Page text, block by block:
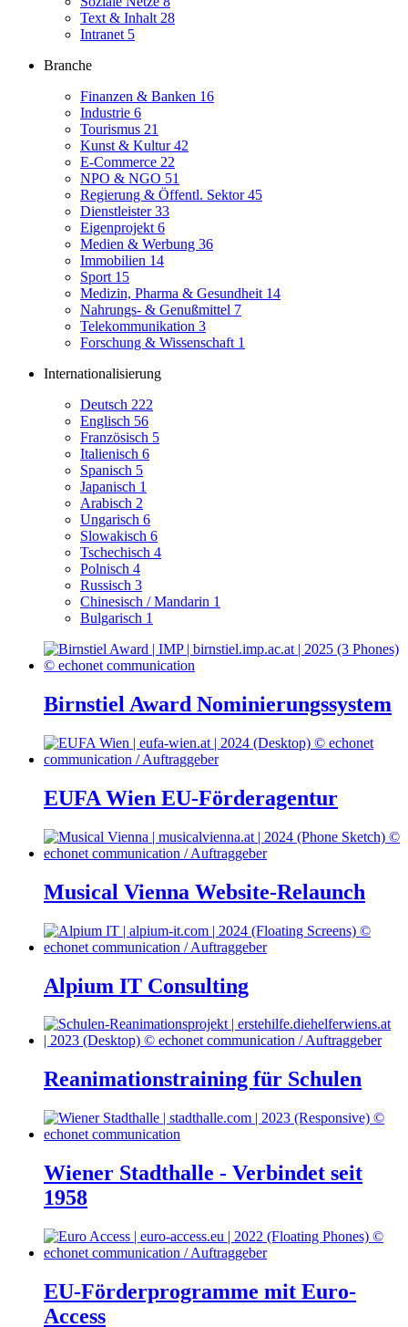
Text & Inhalt 28
Intranet 5
Branche
Finanzen & Banken 16
Industrie 6
Tourismus 21
Kunst & Kultur42
E-Commerce 22
NPO & NGO 51
Regierung & Öffentl. Sektor45
Dienstleister33
Eigenprojekt 6
Medien & Werbung 36
Immobilien 14
Sport 15
Medizin, Pharma & Gesundheit 14
Nahrungs- & Genußmittel 7
Telekommunikation 3
Forschung & Wissenschaft 1
Internationalisierung
Deutsch 222
Englisch 56
Französisch 5
Italienisch 6
Spanisch 5
Japanisch 1
Arabisch 2
Ungarisch 6
Slowakisch 6
Tschechisch 4
Polnisch 4
Russisch 3
Chinesisch / Mandarin 1
Bulgarisch 1
Birnstiel Award Nominierungssystem
EUFA Wien EU-Förderagentur
Musical Vienna Website-Relaunch
Alpium IT Consulting
Reanimationstraining für Schulen
Wiener Stadthalle - Verbindet seit
1958
EU-Förderprogramme mit Euro-
Access